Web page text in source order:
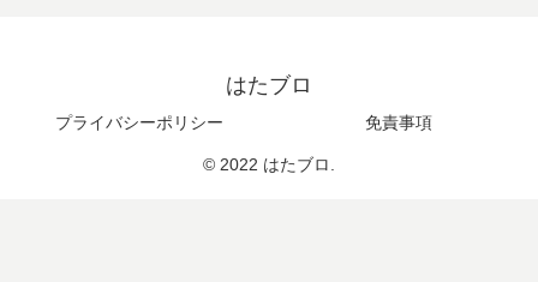
はたブロ
プライバシーポリシー 免責事項
© 2022 はたブロ.